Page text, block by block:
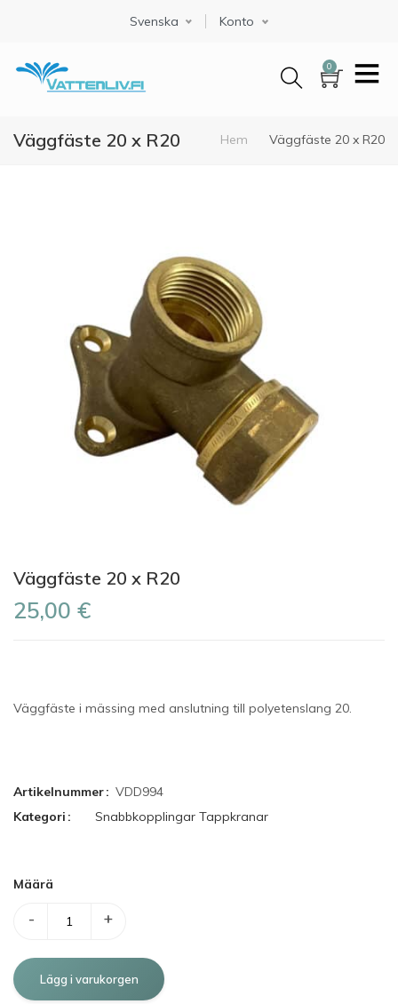
Select your language
Svenska Konto
0
Väggfäste 20 x R20 Länkstig
Hem Väggfäste 20 x R20
Väggfäste 20 x R20
25,00 €
Väggfäste i mässing med anslutning till polyetenslang 20.
Artikelnummer
VDD994
Kategori
Snabbkopplingar Tappkranar
Määrä
- +